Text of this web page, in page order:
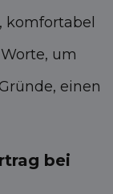
komfortabel
um
einen
bei